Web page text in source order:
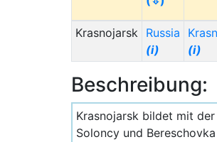
Krasnojarsk
Russia
(i)
(i)
Beschreibung:
Krasnojarsk bildet mit
Soloncy und